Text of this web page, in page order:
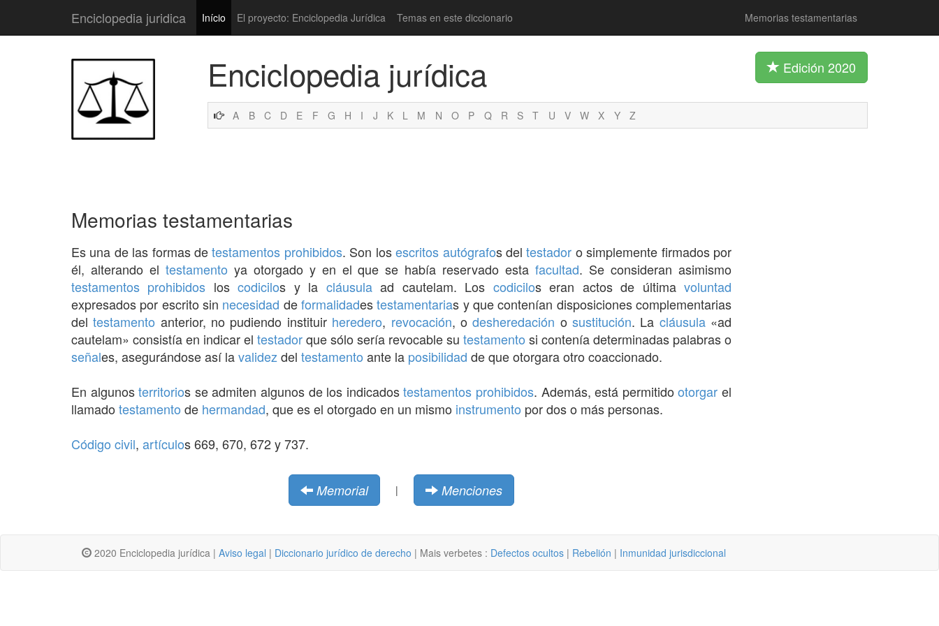
Enciclopedia juridica Início El proyecto: Enciclopedia Jurídica Temas en este diccionario Memorias testamentarias
Enciclopedia jurídica Edición 2020
A B C D E F G H I J K L M N O P Q R S T U V W X Y Z
Memorias testamentarias
Es una de las formas detestamentos prohibidos. Son losescritos autógrafos deltestador o simplemente firmados por
él, alterando el testamento ya otorgado y en el que se había reservado estafacultad. Se consideran asimismo
testamentos prohibidos loscodicilos y la cláusulaad cautelam. Los codicilos eran actos de últimavoluntad
expresados por escrito sin necesidad deformalidadestestamentarias y que contenían disposiciones complementarias
deltestamento anterior, no pudiendo instituir heredero, revocación, odesheredación o sustitución. La cláusula«ad
cautelam» consistía en indicar el testadorque sólo sería revocable su testamento si contenía determinadas palabras o
señales, asegurándose así lavalidez del testamento ante la posibilidad de que otorgara otro coaccionado.
En algunosterritorios se admiten algunos de los indicadostestamentos prohibidos. Además, está permitidootorgar el
llamado testamento de hermandad, que es el otorgado en un mismo instrumento por dos o más personas.
Código civil, artículos 669, 670, 672 y 737.
Memorial | Menciones
2020 Enciclopedia jurídica | Aviso legal | Diccionario jurídico de derecho | Mais verbetes : Defectos ocultos | Rebelión | Inmunidad jurisdiccional